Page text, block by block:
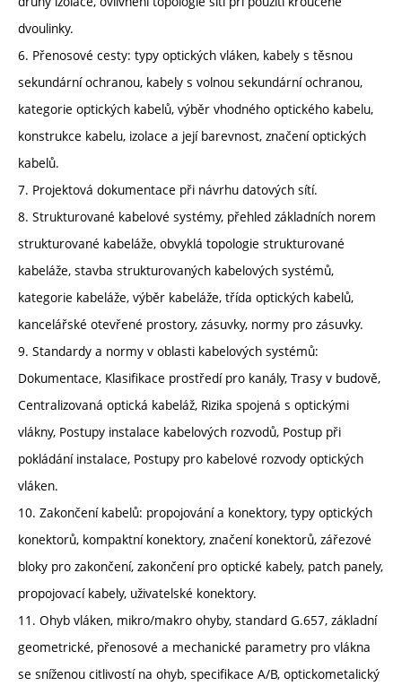
dvoulinky.
6. Přenosové cesty: typy optických vláken, kabely s těsnou
sekundární ochranou, kabely s volnou sekundární ochranou,
kategorie optických kabelů, výběr vhodného optického kabelu,
konstrukce kabelu, izolace a její barevnost, značení optických
kabelů.
7. Projektová dokumentace při návrhu datových sítí.
8. Strukturované kabelové systémy, přehled základních norem
strukturované kabeláže, obvyklá topologie strukturované
kabeláže, stavba strukturovaných kabelových systémů,
kategorie kabeláže, výběr kabeláže, třída optických kabelů,
kancelářské otevřené prostory, zásuvky, normy pro zásuvky.
9. Standardy a normy v oblasti kabelových systémů:
Dokumentace, Klasifikace prostředí pro kanály, Trasy v budově,
Centralizovaná optická kabeláž, Rizika spojená s optickými
vlákny, Postupy instalace kabelových rozvodů, Postup při
pokládání instalace, Postupy pro kabelové rozvody optických
vláken.
10. Zakončení kabelů: propojování a konektory, typy optických
konektorů, kompaktní konektory, značení konektorů, zářezové
bloky pro zakončení, zakončení pro optické kabely, patch panely,
propojovací kabely, uživatelské konektory.
11. Ohyb vláken, mikro/makro ohyby, standard G.657, základní
geometrické, přenosové a mechanické parametry pro vlákna
se sníženou citlivostí na ohyb, specifikace A/B, optickometalický